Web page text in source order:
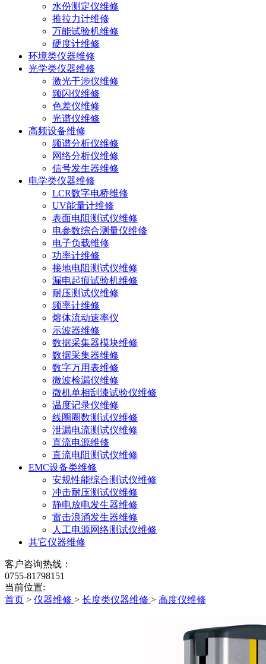
水份测定仪维修
推拉力计维修
万能试验机维修
硬度计维修
环境类仪器维修
光学类仪器维修
激光干涉仪维修
频闪仪维修
色差仪维修
光谱仪维修
高频设备维修
频谱分析仪维修
网络分析仪维修
信号发生器维修
电学类仪器维修
LCR数字电桥维修
UV能量计维修
表面电阻测试仪维修
电参数综合测量仪维修
电子负载维修
功率计维修
接地电阻测试仪维修
漏电起痕试验机维修
耐压测试仪维修
频率计维修
熔体流动速率仪
示波器维修
数据采集器模块维修
数据采集器维修
数字万用表维修
微波检漏仪维修
微机单相刮漆试验仪维修
温度记录仪维修
线圈圈数测试仪维修
泄漏电流测试仪维修
直流电源维修
直流电阻测试仪维修
EMC设备类维修
安规性能综合测试仪维修
冲击耐压测试仪维修
静电放电发生器维修
雷击浪涌发生器维修
人工电源网络测试仪维修
其它仪器维修
客户咨询热线：
0755-81798151
当前位置:
首页 > 仪器维修 > 长度类仪器维修 > 高度仪维修